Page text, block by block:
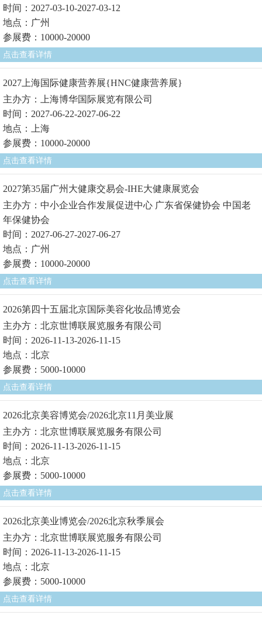
时间：2027-03-10-2027-03-12
地点：广州
参展费：10000-20000
点击查看详情
2027上海国际健康营养展{HNC健康营养展}
主办方：上海博华国际展览有限公司
时间：2027-06-22-2027-06-22
地点：上海
参展费：10000-20000
点击查看详情
2027第35届广州大健康交易会-IHE大健康展览会
主办方：中小企业合作发展促进中心 广东省保健协会 中国老
年保健协会
时间：2027-06-27-2027-06-27
地点：广州
参展费：10000-20000
点击查看详情
2026第四十五届北京国际美容化妆品博览会
主办方：北京世博联展览服务有限公司
时间：2026-11-13-2026-11-15
地点：北京
参展费：5000-10000
点击查看详情
2026北京美容博览会/2026北京11月美业展
主办方：北京世博联展览服务有限公司
时间：2026-11-13-2026-11-15
地点：北京
参展费：5000-10000
点击查看详情
2026北京美业博览会/2026北京秋季展会
主办方：北京世博联展览服务有限公司
时间：2026-11-13-2026-11-15
地点：北京
参展费：5000-10000
点击查看详情